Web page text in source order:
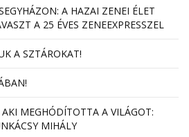
A HAZAI ZENEI ÉLET
A 25 ÉVES ZENEEXPRESSZEL
A SZTÁROKAT!
AKI MEGHÓDÍTOTTA A VILÁGOT:
MIHÁLY